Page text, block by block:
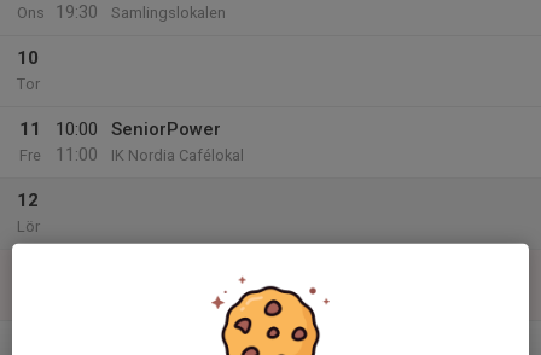
Ons
19:30
Samlingslokalen
10
Tor
11
Fre
10:00
11:00
SeniorPower
IK Nordia Cafélokal
12
Lör
v.16